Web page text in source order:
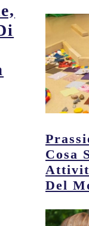
Cosa
Del